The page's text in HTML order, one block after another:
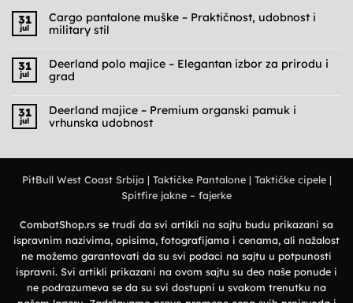
31
jul
Cargo pantalone muške – Praktičnost, udobnost i
military stil
na
Cargo
pantalone
muške
Praktičnost,
udobnost
i
military
31
jul
Deerland polo majice – Elegantan izbor za prirodu i
grad
na
Deerland
polo
izbor
prirodu
i
31
jul
Deerland majice – Premium organski pamuk i
vrhunska udobnost
–
vrhunska
udobnost
PitBull West Coast Srbija | Taktičke Pantalone| Taktičke cipele|
Spitfire jakne – fajerke
CombatShop.rs se trudi da svi artikli na sajtu budu prikazani sa
ispravnim nazivima, opisima, fotografijama i cenama, ali nažalost
ne možemo garantovati da su svi podaci na sajtu u potpunosti
ispravni. Svi artikli prikazani na ovom sajtu su deo naše ponude i
ne podrazumeva se da su svi dostupni u svakom trenutku na